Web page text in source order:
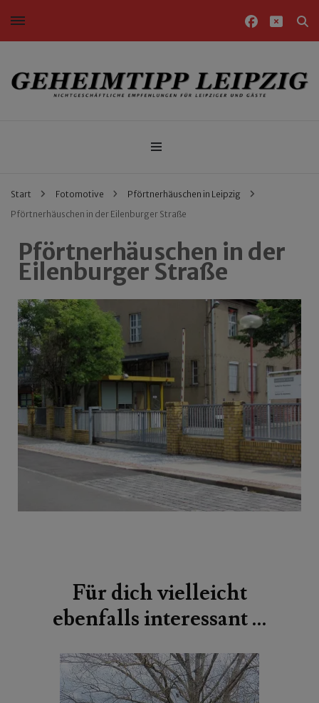
Nichtgeschäftliche Empfehlungen für Leipziger und Gäste
Start Fotomotive
Pförtnerhäuschen in Leipzig
Pförtnerhäuschen in der Eilenburger Straße
Pförtnerhäuschen in der
Eilenburger Straße
Für dich vielleicht
ebenfalls interessant …